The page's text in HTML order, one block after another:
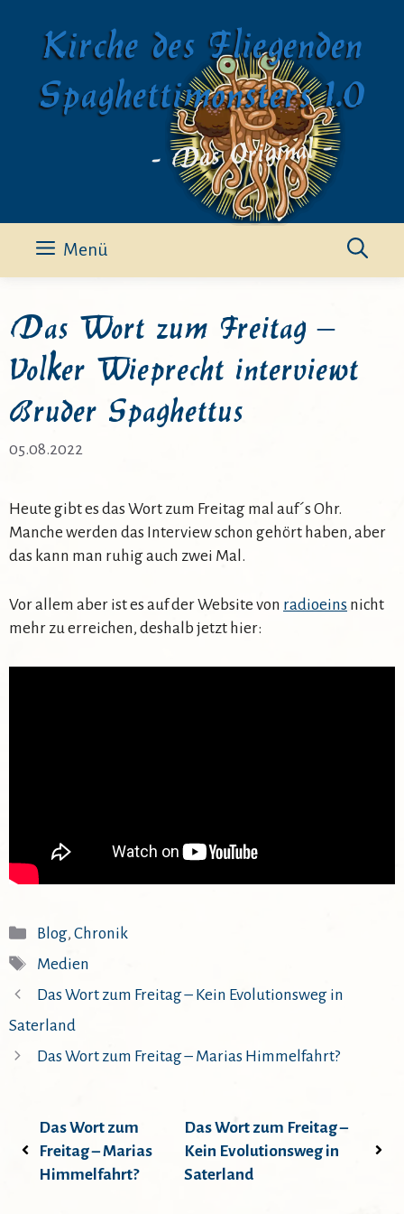
springenKirche des Fliegenden
Spaghettimonsters 1.0
- Das Original -
Menü
Das Wort zum Freitag –
Volker Wieprecht interviewt
Bruder Spaghettus
05.08.2022
Heute gibt es das Wort zum Freitag mal auf´s Ohr.
Manche werden das Interview schon gehört haben, aber
das kann man ruhig auch zwei Mal.
Vor allem aber ist es auf der Website von radioeins nicht
mehr zu erreichen, deshalb jetzt hier:
Kategorien
Blog, Chronik
Schlagwörter
Medien
Das Wort zum Freitag – Kein Evolutionsweg in
Saterland
Das Wort zum Freitag – Marias Himmelfahrt?
Das Wort zum
Freitag – Marias
Himmelfahrt?
Das Wort zum Freitag –
Kein Evolutionsweg in
Saterland